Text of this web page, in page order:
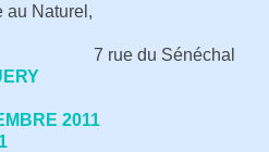
au Naturel,
du Sénéchal
2011